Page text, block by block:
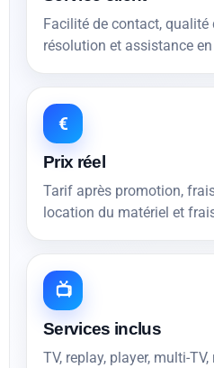
Facilité de contact, qualité
résolution et assistance
€
Prix réel
Tarif après promotion,
location du matériel et
📺
Services inclus
TV, replay, player, multi-